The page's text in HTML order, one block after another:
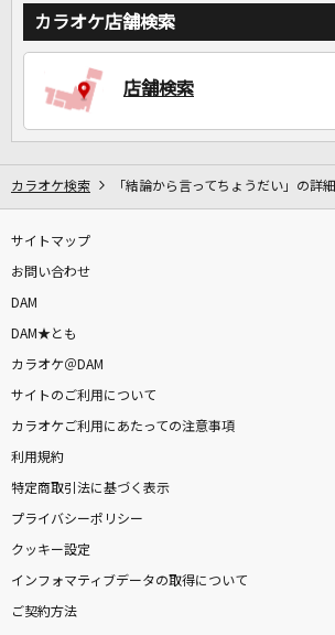
カラオケ店舗検索
店舗検索
カラオケ検索 「結論から言ってちょうだい」の詳細
サイトマップ
お問い合わせ
DAM
DAM★とも
カラオケ＠DAM
サイトのご利用について
カラオケご利用にあたっての注意事項
利用規約
特定商取引法に基づく表示
プライバシーポリシー
クッキー設定
インフォマティブデータの取得について
ご契約方法